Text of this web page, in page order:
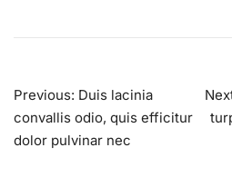
Post
navigation
Previous: Duis lacinia
convallis odio, quis efficitur
dolor pulvinar nec